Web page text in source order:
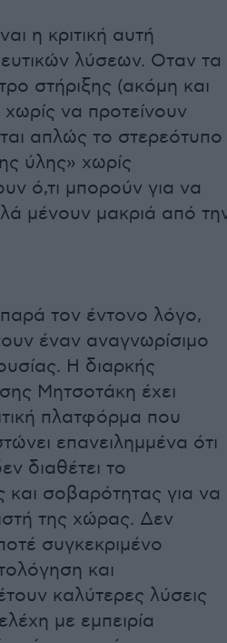
η κριτική αυτή
λύσεων. Οταν τα
στήριξης (ακόμη και
να προτείνουν
απλώς το στερεότυπο
ύλης» χωρίς
ό,τι μπορούν για να
μένουν μακριά από
τον έντονο λόγο,
έναν αναγνωρίσιμο
Η διαρκής
Μητσοτάκη έχει
πλατφόρμα που
επανειλημμένα ότι
διαθέτει το
και σοβαρότητας για να
της χώρας. Δεν
συγκεκριμένο
και
καλύτερες λύσεις
με εμπειρία